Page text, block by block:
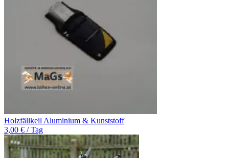
Holzfällkeil Aluminium & Kunststoff
3,00 € / Tag